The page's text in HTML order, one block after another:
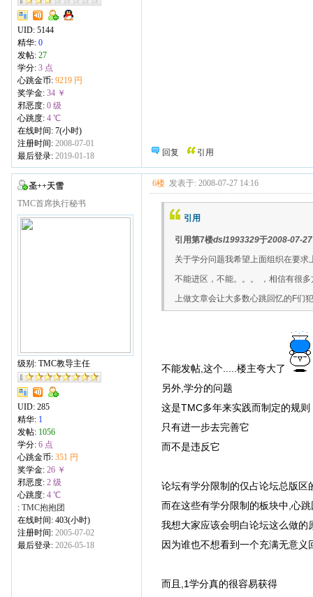
UID: 5144
精华: 0
发帖: 27
学分: 3 点
心跳金币: 9219 円
奖学金: 34 ￥
邪恶度: 0 级
心跳度: 4 ℃
在线时间: 7(小时)
注册时间: 2008-07-01
最后登录: 2019-01-18 回复 引用
圣++天雪
TMC首席执行秘书
级别: TMC教导主任
UID: 285
精华: 1
发帖: 1056
学分: 6 点
心跳金币: 351 円
奖学金: 26 ￥
邪恶度: 2 级
心跳度: 4 ℃
: TMC抱抱团
在线时间: 403(小时)
注册时间: 2005-07-02
最后登录: 2026-05-18
6楼 发表于: 2008-07-27 14:16
引用
引用第7楼dsl1993329于2008-07-
关于学分问题我希望上面组织在要
不能进区，不能。。。 ，相信有很
上做文章会让大多数心跳回忆的F们
不能发帖,这个.....楼主夸大了
另外,学分的问题
这是TMC多年来实践而制定的规则
只有进一步去完善它
而不是违反它
论坛有学分限制的仅占论坛总版区
而在这些有学分限制的板块中,心
我想大家应该会明白论坛这么做的
因为谁也不想看到一个充满无意义
而且,1学分真的很容易获得